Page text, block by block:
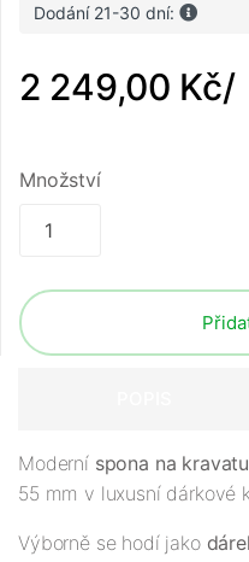
Dodání 21-30 dní:
2 249,00 Kč/
Množství
Moderní spona na kravatu
55 mm v luxusní dárkové
Výborně se hodí jako